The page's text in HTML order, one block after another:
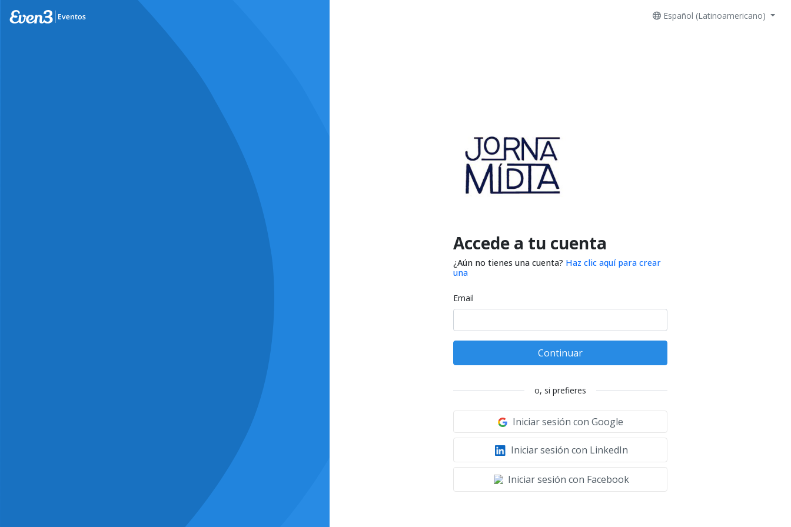
Español (Latinoamericano)
Accede a tu cuenta
¿Aún no tienes una cuenta? Haz clic aquí para crear
una
Email
Continuar
o, si prefieres
Iniciar sesión con Google
Iniciar sesión con LinkedIn
Iniciar sesión con Facebook